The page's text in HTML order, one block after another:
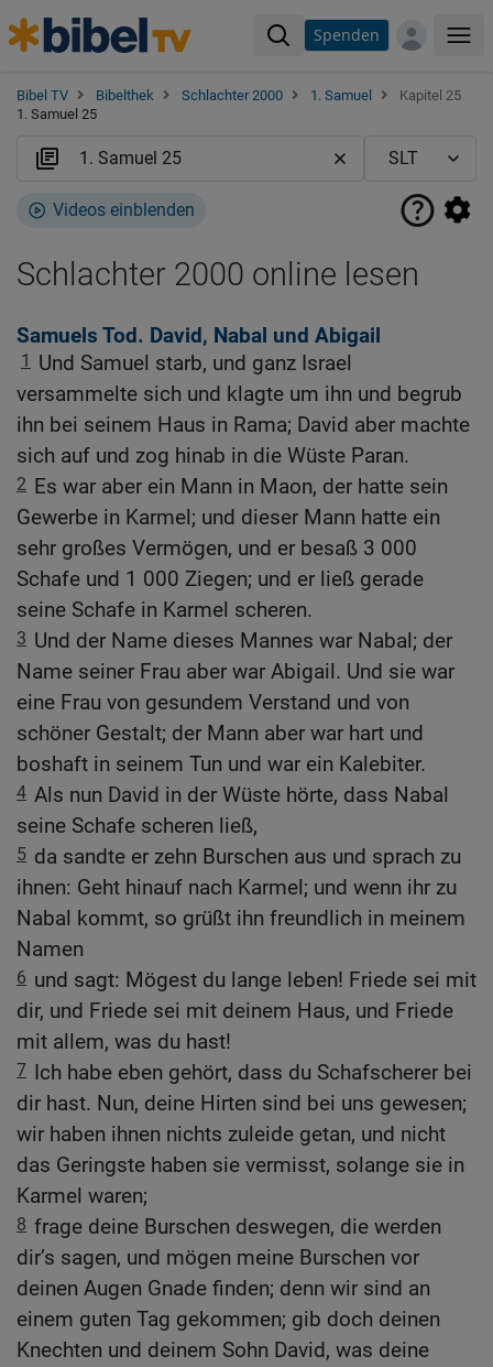
Spenden
Bibel TV Bibelthek Schlachter 2000 1. Samuel
Kapitel 25
1. Samuel 25
Videos einblenden
Schlachter 2000 online lesen
Samuels Tod. David, Nabal und Abigail
1
Und Samuel starb, und ganz Israel
versammelte sich und klagte um ihn und begrub
ihn bei seinem Haus in Rama; David aber machte
sich auf und zog hinab in die Wüste Paran.
2 Es war aber ein Mann in Maon, der hatte sein
Gewerbe in Karmel; und dieser Mann hatte ein
sehr großes Vermögen, und er besaß 3 000
Schafe und 1 000 Ziegen; und er ließ gerade
seine Schafe in Karmel scheren.
3 Und der Name dieses Mannes war Nabal; der
Name seiner Frau aber war Abigail. Und sie war
eine Frau von gesundem Verstand und von
schöner Gestalt; der Mann aber war hart und
boshaft in seinem Tun und war ein Kalebiter.
4 Als nun David in der Wüste hörte, dass Nabal
seine Schafe scheren ließ,
5 da sandte er zehn Burschen aus und sprach zu
ihnen: Geht hinauf nach Karmel; und wenn ihr zu
Nabal kommt, so grüßt ihn freundlich in meinem
Namen
6 und sagt: Mögest du lange leben! Friede sei mit
dir, und Friede sei mit deinem Haus, und Friede
mit allem, was du hast!
7 Ich habe eben gehört, dass du Schafscherer bei
dir hast. Nun, deine Hirten sind bei uns gewesen;
wir haben ihnen nichts zuleide getan, und nicht
das Geringste haben sie vermisst, solange sie in
Karmel waren;
8 frage deine Burschen deswegen, die werden
dir’s sagen, und mögen meine Burschen vor
deinen Augen Gnade finden; denn wir sind an
einem guten Tag gekommen; gib doch deinen
Knechten und deinem Sohn David, was deine